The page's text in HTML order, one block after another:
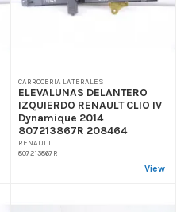
CARROCERIA LATERALES
ELEVALUNAS DELANTERO
IZQUIERDO RENAULT CLIO IV
Dynamique 2014
807213867R 208464
RENAULT
807213867R
View